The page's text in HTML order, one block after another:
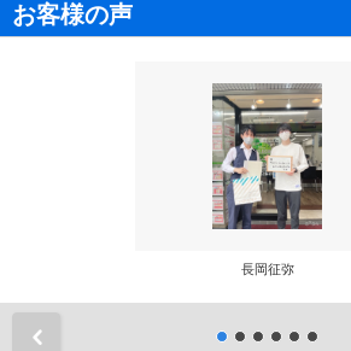
お客様の声
長岡征弥